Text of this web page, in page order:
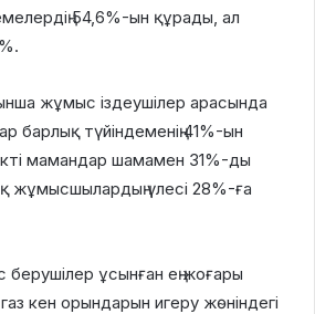
54,6%-ын құрады, ал
жұмыс іздеушілер арасында
барлық түйіндеменің 41%-ын
мамандар шамамен 31%-ды
жұмысшылардың үлесі 28%-ға
ұсынған ең жоғары
кен орындарын игеру жөніндегі